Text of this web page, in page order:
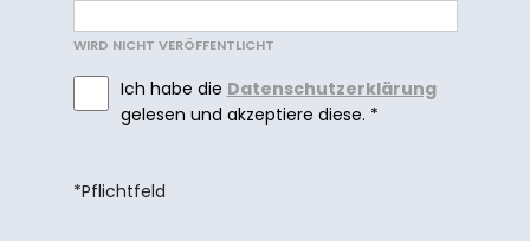
WIRD NICHT VERÖFFENTLICHT
Ich habe die Datenschutzerklärung
gelesen und akzeptiere diese. *
*Pflichtfeld